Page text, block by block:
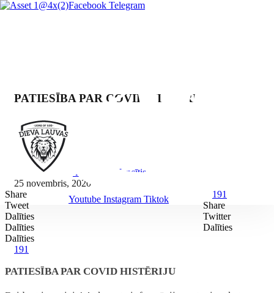
Facebook Telegram
Youtube Instagram Tiktok
PATIESĪBA PAR COVID HISTĒRIJU
By Mārcis Jencītis
25 novembris, 2020
Share
Tweet
Dalīties
Dalīties
191
Share
Twitter
Dalīties
Dalīties
191
PATIESĪBA PAR COVID HISTĒRIJU